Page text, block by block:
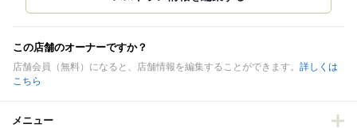
この店舗のオーナーですか？
店舗会員（無料）になると、店舗情報を編集することができます。 詳しくは
こちら
メニュー